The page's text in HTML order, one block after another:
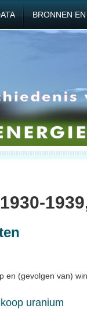
BRONNEN
en (gevolgen van)
uranium